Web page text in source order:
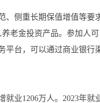
侧重长期保值增值等要
老金投资产品。参加人
台，可以通过商业银行
业1206万人。2023年就